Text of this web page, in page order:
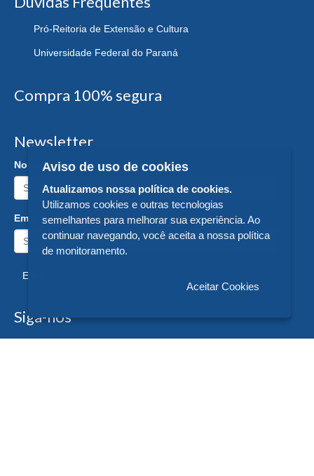
Pró-Reitoria de Extensão e Cultura
Universidade Federal do Paraná
Compra 100% segura
Newsletter
Nome:
Email:
Enviar
Siga-nos
Aviso de uso de cookies
Atualizamos nossa política de cookies.
Utilizamos cookies e outras tecnologias
semelhantes para melhorar sua experiência. Ao
continuar navegando, você aceita a nossa política
de monitoramento.
Aceitar Cookies